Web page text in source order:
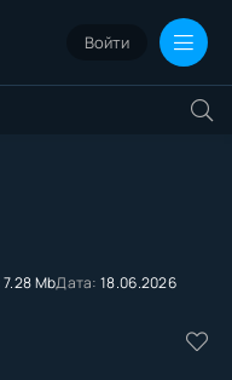
Войти
7.28 MbДата: 18.06.2026